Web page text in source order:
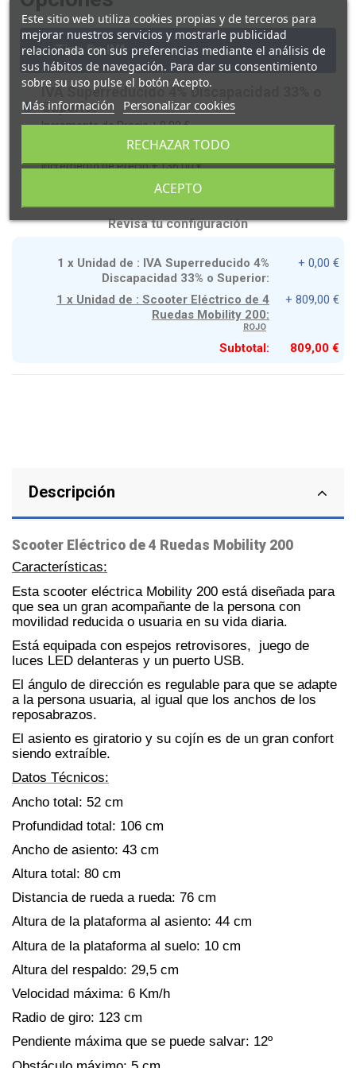
- Tipo De IVA
IVA Superreducido 4% Discapacidad 33% o
Superior
Incremento de Precio +0,00 €
IVA 21% Sin Dispacidad o inferior al 33%
Incremento de Precio +136,00 €
Revisa tu configuración
1 x Unidad de : IVA Superreducido 4%
Discapacidad 33% o Superior:
+ 0,00 €
1 x Unidad de : Scooter Eléctrico de 4
Ruedas Mobility 200:
ROJO
+ 809,00 €
Subtotal: 809,00 €
Descripción
Scooter Eléctrico de 4 Ruedas Mobility 200
Características:
Esta scooter eléctrica Mobility 200 está diseñada para
que sea un gran acompañante de la persona con
movilidad reducida o usuaria en su vida diaria.
Está equipada con espejos retrovisores, juego de
luces LED delanteras y un puerto USB.
El ángulo de dirección es regulable para que se adapte
a la persona usuaria, al igual que los anchos de los
reposabrazos.
El asiento es giratorio y su cojín es de un gran confort
siendo extraíble.
Datos Técnicos:
Ancho total: 52 cm
Profundidad total: 106 cm
Ancho de asiento: 43 cm
Altura total: 80 cm
Distancia de rueda a rueda: 76 cm
Altura de la plataforma al asiento: 44 cm
Altura de la plataforma al suelo: 10 cm
Altura del respaldo: 29,5 cm
Velocidad máxima: 6 Km/h
Radio de giro: 123 cm
Pendiente máxima que se puede salvar: 12º
Este sitio web utiliza cookies propias y de terceros para
mejorar nuestros servicios y mostrarle publicidad
relacionada con sus preferencias mediante el análisis de
sus hábitos de navegación. Para dar su consentimiento
sobre su uso pulse el botón Acepto.
Más información Personalizar cookies
RECHAZAR TODO
ACEPTO